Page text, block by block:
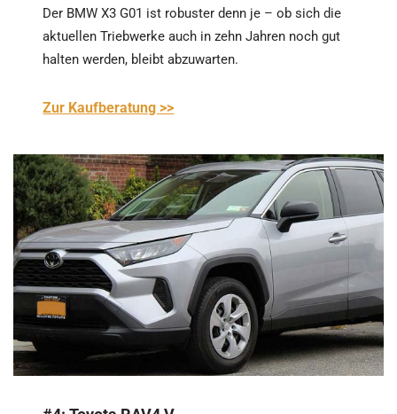
Der BMW X3 G01 ist robuster denn je – ob sich die
aktuellen Triebwerke auch in zehn Jahren noch gut
halten werden, bleibt abzuwarten.
Zur Kaufberatung >>